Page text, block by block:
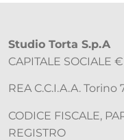
Studio Torta S.p.A
CAPITALE SOCIALE
REA C.C.I.A.A. Torino
CODICE FISCALE,
REGISTRO